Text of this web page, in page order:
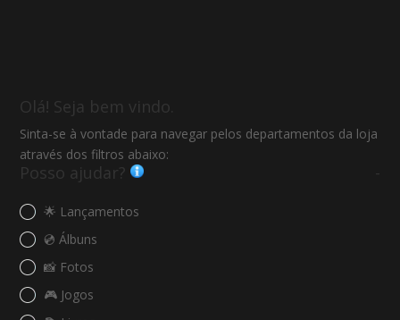
Olá! Seja bem vindo.
Sinta-se à vontade para navegar pelos departamentos da loja
através dos filtros abaixo:
Posso ajudar? -
🌟 Lançamentos
💿 Álbuns
📸 Fotos
🎮 Jogos